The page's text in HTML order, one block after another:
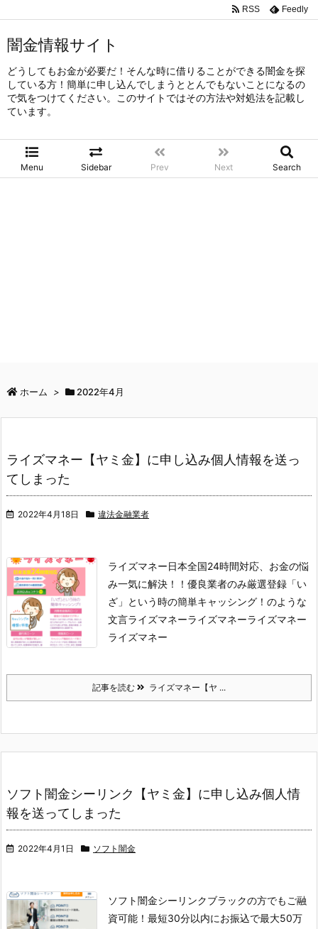
闇金情報サイト
どうしてもお金が必要だ！そんな時に借りることができる闇金を探
している方！簡単に申し込んでしまうととんでもないことになるの
で気をつけてください。このサイトではその方法や対処法を記載し
ています。
Menu Sidebar Prev Next Search
RSS Feedly
ホーム > 2022年4月
ライズマネー【ヤミ金】に申し込み個人情報を送っ
てしまった
2022年4月18日 違法金融業者
ライズマネー日本全国24時間対応、お金の悩
み一気に解決！！優良業者のみ厳選登録「い
ざ」という時の簡単キャッシング！のような
文言ライズマネーライズマネーライズマネー
ライズマネー
記事を読む ライズマネー【ヤ ...
ソフト闇金シーリンク【ヤミ金】に申し込み個人情
報を送ってしまった
2022年4月1日 ソフト闇金
ソフト闇金シーリンクブラックの方でもご融
資可能！最短30分以内にお振込で最大50万